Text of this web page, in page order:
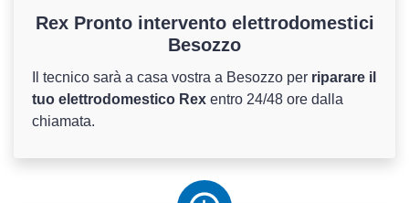
Rex Pronto intervento elettrodomestici
Besozzo
Il tecnico sarà a casa vostra a Besozzo per riparare il
tuo elettrodomestico Rex entro 24/48 ore dalla
chiamata.